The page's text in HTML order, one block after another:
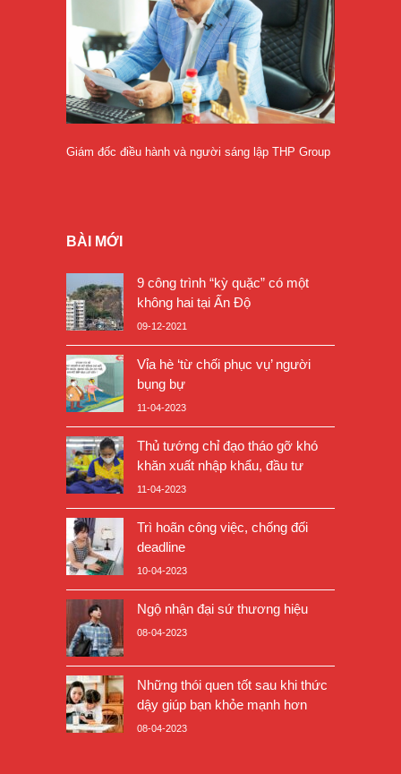
Giám đốc điều hành và người sáng lập THP Group
BÀI MỚI
9 công trình “kỳ quặc” có một
không hai tại Ấn Độ
09-12-2021
Vỉa hè ‘từ chối phục vụ’ người
bụng bự
11-04-2023
Thủ tướng chỉ đạo tháo gỡ khó
khăn xuất nhập khẩu, đầu tư
11-04-2023
Trì hoãn công việc, chống đối
deadline
10-04-2023
Ngộ nhận đại sứ thương hiệu
08-04-2023
Những thói quen tốt sau khi thức
dậy giúp bạn khỏe mạnh hơn
08-04-2023